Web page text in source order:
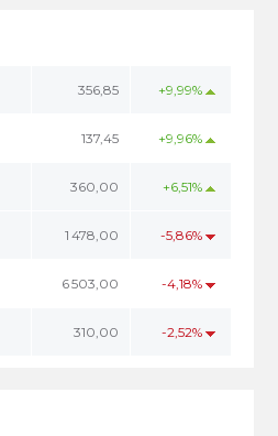
356,85 +9,99%
137,45 +9,96%
360,00 +6,51%
1 478,00 -5,86%
6 503,00 -4,18%
310,00 -2,52%